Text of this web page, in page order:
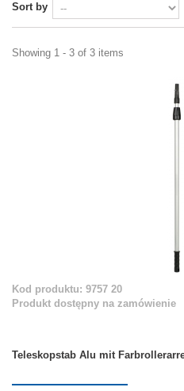
Sort by
Showing 1 - 3 of 3 items
Kod produktu: 9757 20
Produkt dostępny na zamówienie
Teleskopstab Alu mit